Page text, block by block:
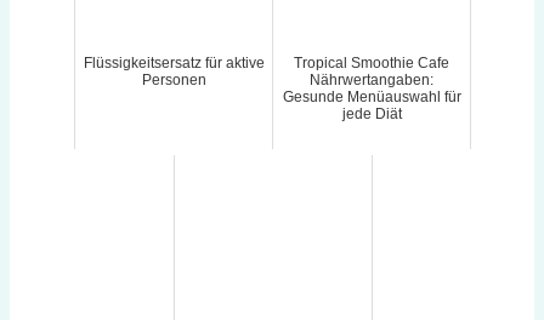
Flüssigkeitsersatz für aktive
Personen
Tropical Smoothie Cafe
Nährwertangaben:
Gesunde Menüauswahl für
jede Diät